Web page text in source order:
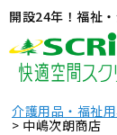
開設24年！福祉
介護用品・福祉
中嶋次朗商店